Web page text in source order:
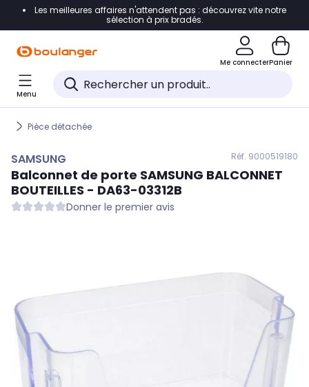
Accéder directement à la navigation
Accéder directement au pied de page
Accéder directement au chatbot
Les meilleures affaires n'attendent pas : découvrez vite notre
sélection à prix bradés.
Me connecterPanier
Menu
Pièce détachée
SAMSUNG Réf. 9000519180
Balconnet de porte SAMSUNG BALCONNET
BOUTEILLES - DA63-03312B
Donner le premier avis